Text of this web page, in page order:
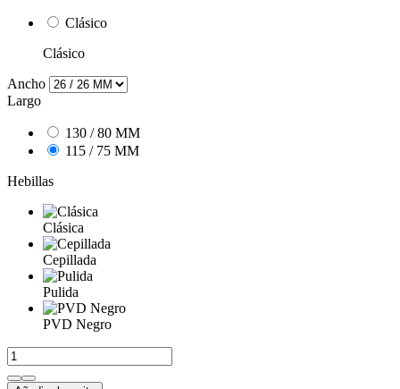
Clásico
Clásico
Ancho
Largo
130 / 80 MM
115 / 75 MM
Hebillas
Clásica
Cepillada
Pulida
PVD Negro